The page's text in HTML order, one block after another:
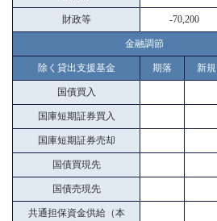
財政等 -70,200
金融調節
除く貸出支援基金 期落 新規
国債買入
国庫短期証券買入
国庫短期証券売却
国債買現先
国債売現先
共通担保資金供給（本